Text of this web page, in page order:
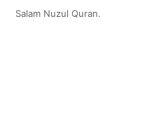
Salam Nuzul Quran.